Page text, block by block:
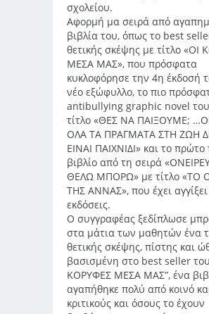
σχολείου.
Αφορμή μα σειρά από
βιβλία του, όπως το best
θετικής σκέψης με τίτλο «ΟΙ
ΜΕΣΑ ΜΑΣ», που πρόσφατα
κυκλοφόρησε την 4η έκδοσή
νέο εξώφυλλο, το πιο
antibullying graphic novel
τίτλο «ΘΕΣ ΝΑ ΠΑΙΞΟΥΜΕ;
ΟΛΑ ΤΑ ΠΡΑΓΜΑΤΑ ΣΤΗ ΖΩΗ
ΕΙΝΑΙ ΠΑΙΧΝΙΔΙ» και το πρώτο
βιβλίο από τη σειρά
ΘΕΛΩ ΜΠΟΡΩ» με τίτλο «ΤΟ
ΤΗΣ ΑΝΝΑΣ», που έχει αγγίξει
εκδόσεις.
Ο συγγραφέας ξεδίπλωσε
στα μάτια των μαθητών ένα
θετικής σκέψης, πίστης και
βασισμένη στο best seller
ΚΟΡΥΦΕΣ ΜΕΣΑ ΜΑΣ”, ένα
αγαπήθηκε πολύ από κοινό
κριτικούς και όσους το έχουν